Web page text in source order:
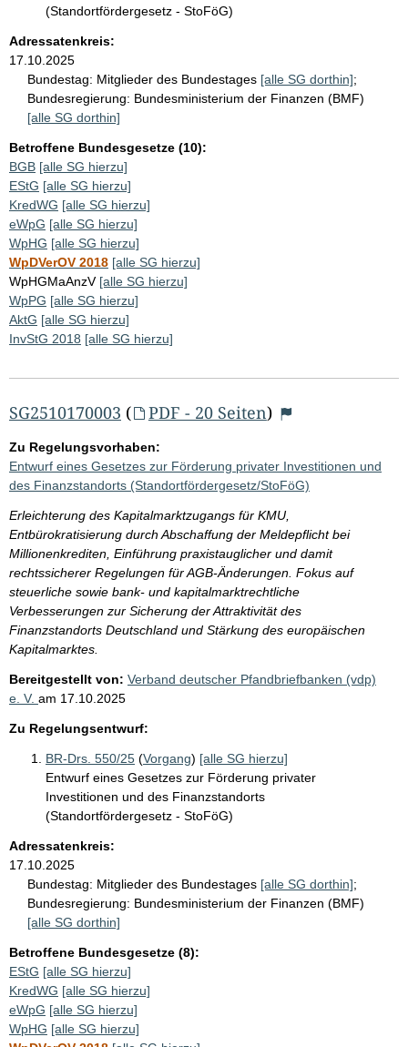
(Standortfördergesetz - StoFöG)
Adressatenkreis:
17.10.2025
Bundestag: Mitglieder des Bundestages [alle SG dorthin];
Bundesregierung: Bundesministerium der Finanzen (BMF)
[alle SG dorthin]
Betroffene Bundesgesetze (10):
BGB [alle SG hierzu]
EStG [alle SG hierzu]
KredWG [alle SG hierzu]
eWpG [alle SG hierzu]
WpHG [alle SG hierzu]
WpDVerOV 2018 [alle SG hierzu]
WpHGMaAnzV [alle SG hierzu]
WpPG [alle SG hierzu]
AktG [alle SG hierzu]
InvStG 2018 [alle SG hierzu]
SG2510170003 ( PDF - 20 Seiten)
Zu Regelungsvorhaben:
Entwurf eines Gesetzes zur Förderung privater Investitionen und
des Finanzstandorts (Standortfördergesetz/StoFöG)
Erleichterung des Kapitalmarktzugangs für KMU,
Entbürokratisierung durch Abschaffung der Meldepflicht bei
Millionenkrediten, Einführung praxistauglicher und damit
rechtssicherer Regelungen für AGB-Änderungen. Fokus auf
steuerliche sowie bank- und kapitalmarktrechtliche
Verbesserungen zur Sicherung der Attraktivität des
Finanzstandorts Deutschland und Stärkung des europäischen
Kapitalmarktes.
Bereitgestellt von: Verband deutscher Pfandbriefbanken (vdp)
e. V. am 17.10.2025
Zu Regelungsentwurf:
BR-Drs. 550/25 (Vorgang) [alle SG hierzu]
Entwurf eines Gesetzes zur Förderung privater
Investitionen und des Finanzstandorts
(Standortfördergesetz - StoFöG)
Adressatenkreis:
17.10.2025
Bundestag: Mitglieder des Bundestages [alle SG dorthin];
Bundesregierung: Bundesministerium der Finanzen (BMF)
[alle SG dorthin]
Betroffene Bundesgesetze (8):
EStG [alle SG hierzu]
KredWG [alle SG hierzu]
eWpG [alle SG hierzu]
WpHG [alle SG hierzu]